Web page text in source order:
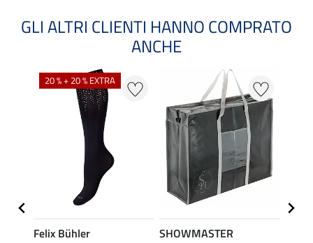
GLI ALTRI CLIENTI HANNO COMPRATO
ANCHE
20 % + 20 % EXTRA
Felix Bühler
SHOWMASTER